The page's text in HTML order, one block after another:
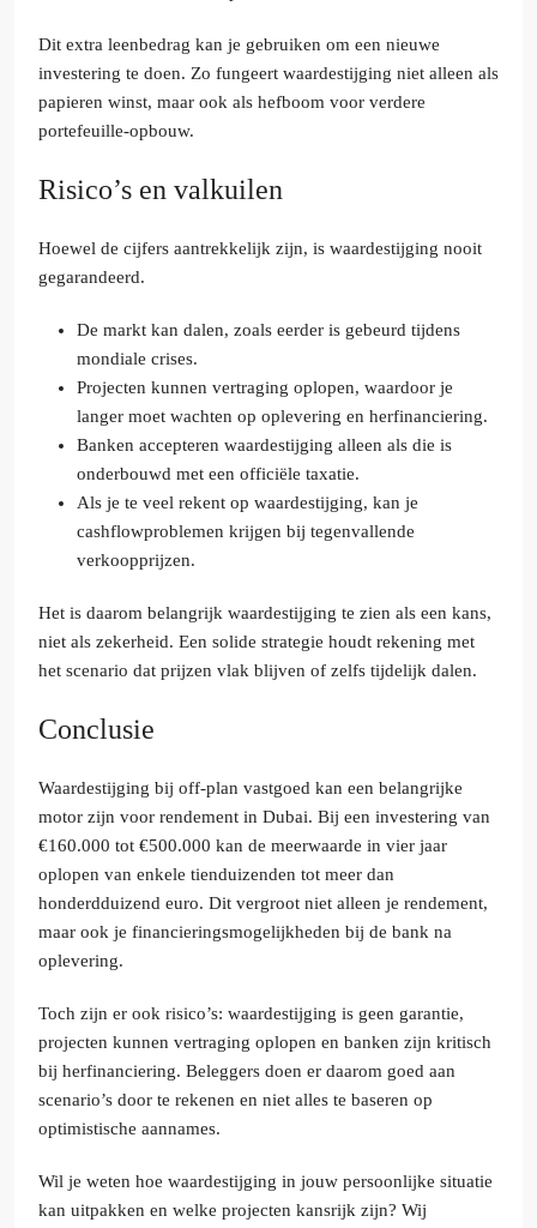
Dit extra leenbedrag kan je gebruiken om een nieuwe
investering te doen. Zo fungeert waardestijging niet alleen als
papieren winst, maar ook als hefboom voor verdere
portefeuille-opbouw.
Risico’s en valkuilen
Hoewel de cijfers aantrekkelijk zijn, is waardestijging nooit
gegarandeerd.
De markt kan dalen, zoals eerder is gebeurd tijdens
mondiale crises.
Projecten kunnen vertraging oplopen, waardoor je
langer moet wachten op oplevering en herfinanciering.
Banken accepteren waardestijging alleen als die is
onderbouwd met een officiële taxatie.
Als je te veel rekent op waardestijging, kan je
cashflowproblemen krijgen bij tegenvallende
verkoopprijzen.
Het is daarom belangrijk waardestijging te zien als een kans,
niet als zekerheid. Een solide strategie houdt rekening met
het scenario dat prijzen vlak blijven of zelfs tijdelijk dalen.
Conclusie
Waardestijging bij off-plan vastgoed kan een belangrijke
motor zijn voor rendement in Dubai. Bij een investering van
€160.000 tot €500.000 kan de meerwaarde in vier jaar
oplopen van enkele tienduizenden tot meer dan
honderdduizend euro. Dit vergroot niet alleen je rendement,
maar ook je financieringsmogelijkheden bij de bank na
oplevering.
Toch zijn er ook risico’s: waardestijging is geen garantie,
projecten kunnen vertraging oplopen en banken zijn kritisch
bij herfinanciering. Beleggers doen er daarom goed aan
scenario’s door te rekenen en niet alles te baseren op
optimistische aannames.
Wil je weten hoe waardestijging in jouw persoonlijke situatie
kan uitpakken en welke projecten kansrijk zijn? Wij